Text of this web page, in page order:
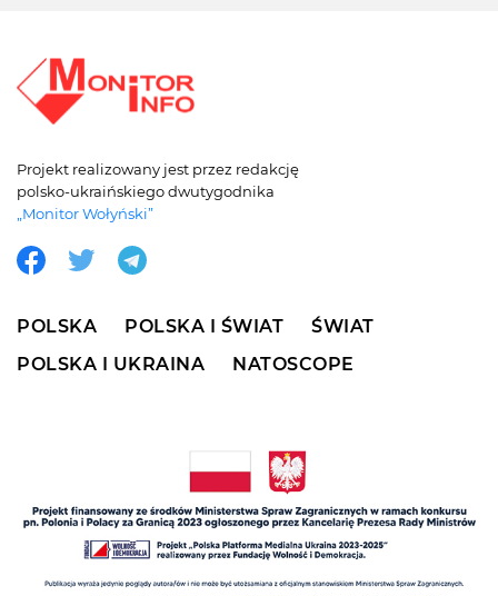
Projekt realizowany jest przez redakcję
polsko-ukraińskiego dwutygodnika
„Monitor Wołyński”
POLSKA POLSKA I ŚWIAT
ŚWIAT
POLSKA I UKRAINA
NATOSCOPE